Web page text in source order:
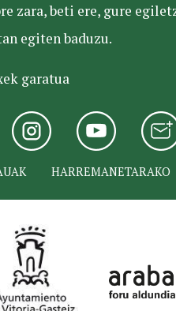
zara, beti ere, gure
egiten baduzu.
garatua
HARREMANETARAKO